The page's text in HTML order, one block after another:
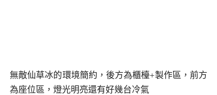
無敵仙草冰的環境簡約，後方為櫃檯+製作區，前方
為座位區，燈光明亮還有好幾台冷氣